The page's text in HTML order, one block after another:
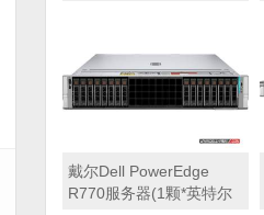
戴尔Dell PowerEdge
R770服务器(1颗*英特尔